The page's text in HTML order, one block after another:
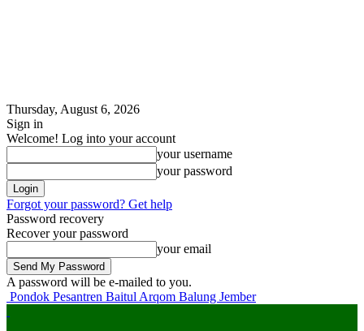
Thursday, August 6, 2026
Sign in
Welcome! Log into your account
your username
your password
Forgot your password? Get help
Password recovery
Recover your password
your email
A password will be e-mailed to you.
Pondok Pesantren Baitul Arqom Balung Jember